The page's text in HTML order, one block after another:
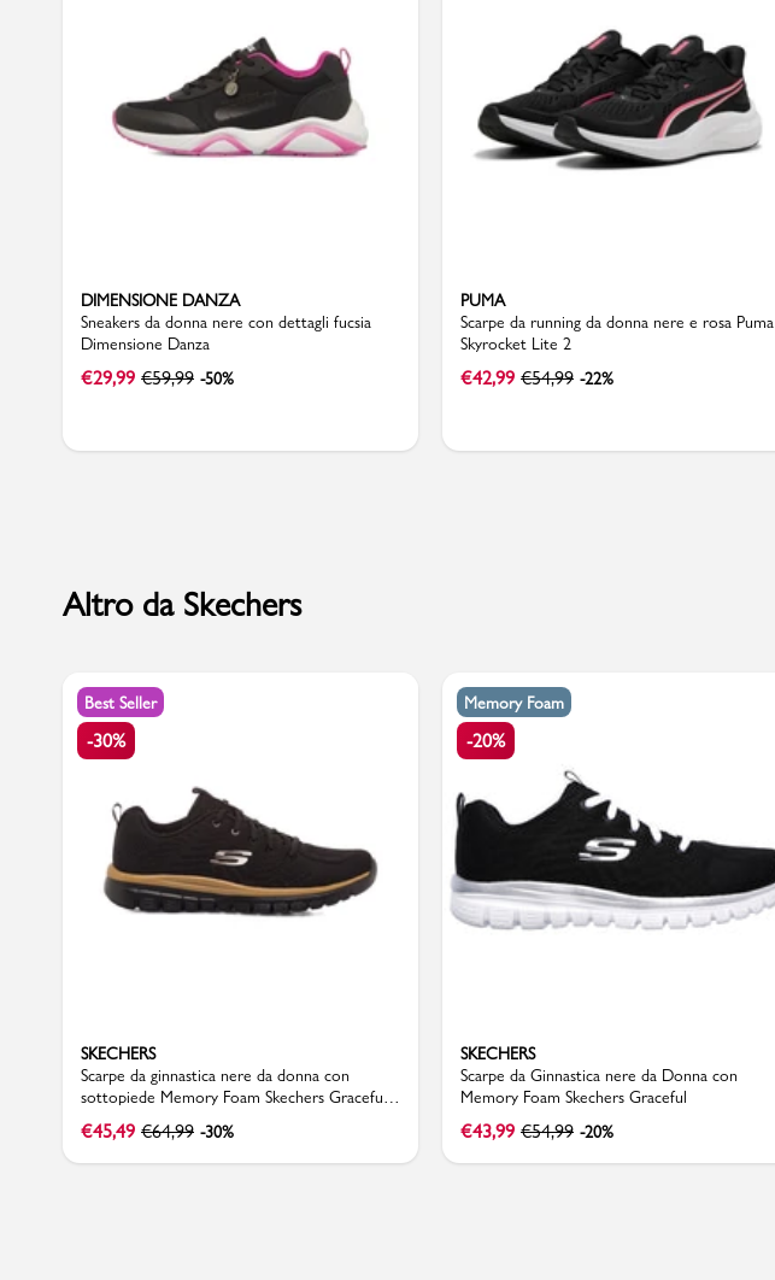
Accedi | Registrati
Promo & News
negozi
Gift card
DIMENSIONE DANZA
Sneakers da donna nere con dettagli fucsia
Dimensione Danza
€29,99 €59,99 -50%
PUMA
Scarpe da running da donna nere e rosa Puma
Skyrocket Lite 2
€42,99 €54,99 -22%
Altro da Skechers
Best Seller
-30%
SKECHERS
Scarpe da ginnastica nere da donna con
sottopiede Memory Foam Skechers Graceful
Get Connected
€45,49 €64,99 -30%
Memory Foam
-20%
SKECHERS
Scarpe da Ginnastica nere da Donna con
Memory Foam Skechers Graceful
€43,99 €54,99 -20%